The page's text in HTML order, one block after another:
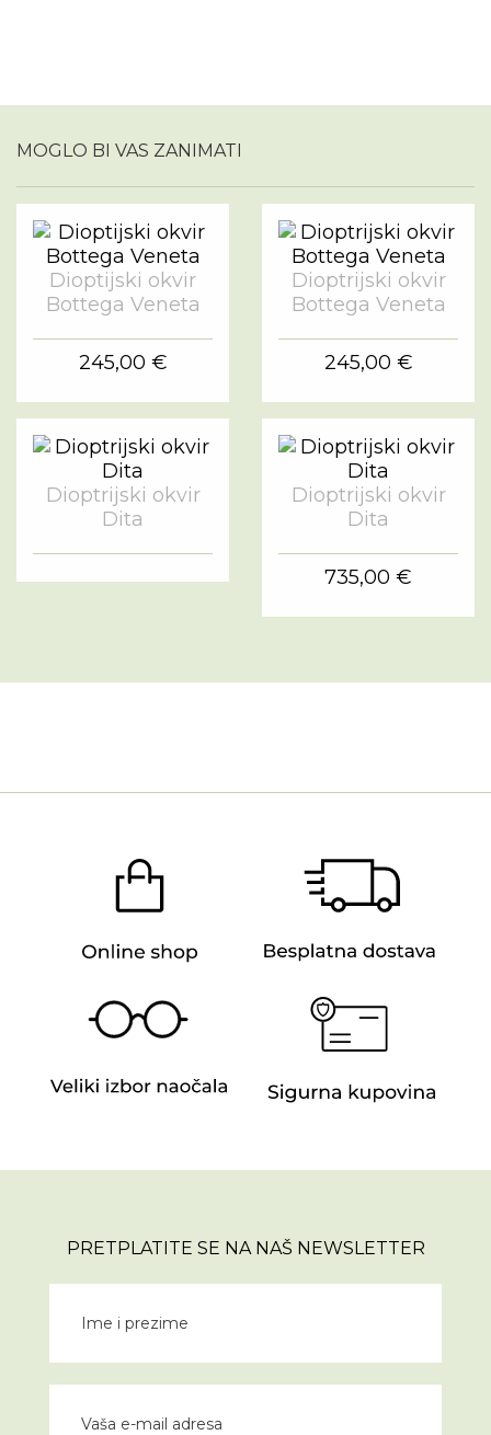
MOGLO BI VAS ZANIMATI
Dioptijski okvir
Bottega Veneta
245,00 €
Dioptrijski okvir
Bottega Veneta
245,00 €
Dioptrijski okvir
Dita
Dioptrijski okvir
Dita
735,00 €
PRETPLATITE SE NA NAŠ NEWSLETTER